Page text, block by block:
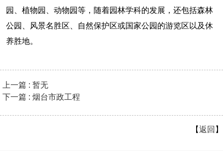
园、植物园、动物园等，随着园林学科的发展，还包括森林
公园、风景名胜区、自然保护区或国家公园的游览区以及休
养胜地。
上一篇 : 暂无
下一篇 : 烟台市政工程
【返回 】